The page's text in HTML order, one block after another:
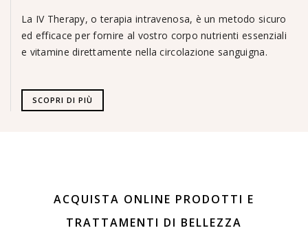
La IV Therapy, o terapia intravenosa, è un metodo sicuro
ed efficace per fornire al vostro corpo nutrienti essenziali
e vitamine direttamente nella circolazione sanguigna.
SCOPRI DI PIÙ
ACQUISTA ONLINE PRODOTTI E
TRATTAMENTI DI BELLEZZA